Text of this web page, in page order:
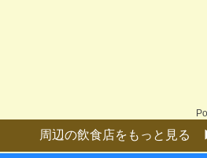
周辺の飲食店をもっと見る